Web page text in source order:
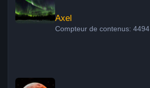
Axel
Compteur de contenus: 4494